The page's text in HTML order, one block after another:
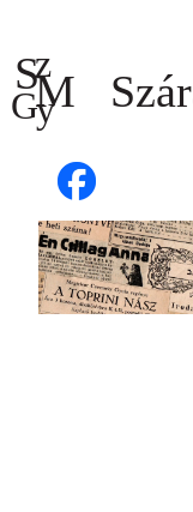
tartalomhoz